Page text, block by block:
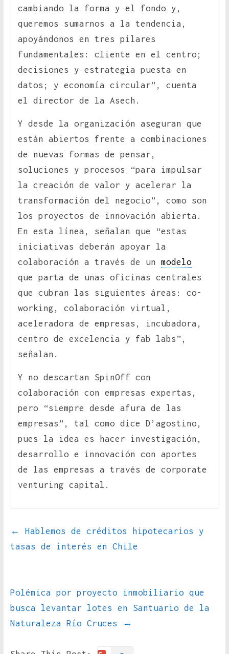
cambiando la forma y el fondo y,
queremos sumarnos a la tendencia,
apoyándonos en tres pilares
fundamentales: cliente en el centro;
decisiones y estrategia puesta en
datos; y economía circular”, cuenta
el director de la Asech.
Y desde la organización aseguran que
están abiertos frente a combinaciones
de nuevas formas de pensar,
soluciones y procesos “para impulsar
la creación de valor y acelerar la
transformación del negocio”, como son
los proyectos de innovación abierta.
En esta línea, señalan que “estas
iniciativas deberán apoyar la
colaboración a través de un modelo
que parta de unas oficinas centrales
que cubran las siguientes áreas: co-
working, colaboración virtual,
aceleradora de empresas, incubadora,
centro de excelencia y fab labs”,
señalan.
Y no descartan SpinOff con
colaboración con empresas expertas,
pero “siempre desde afura de las
empresas”, tal como dice D’agostino,
pues la idea es hacer investigación,
desarrollo e innovación con aportes
de las empresas a través de corporate
venturing capital.
←
Hablemos de créditos hipotecarios y
tasas de interés en Chile
Polémica por proyecto inmobiliario que
busca levantar lotes en Santuario de la
Naturaleza Río Cruces
→